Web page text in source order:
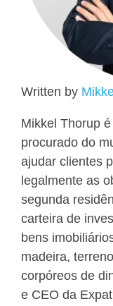
Written by
Mikkel Thorup
procurado do
ajudar clientes
legalmente as
segunda
carteira de
bens
madeira,
corpóreos de
e CEO da